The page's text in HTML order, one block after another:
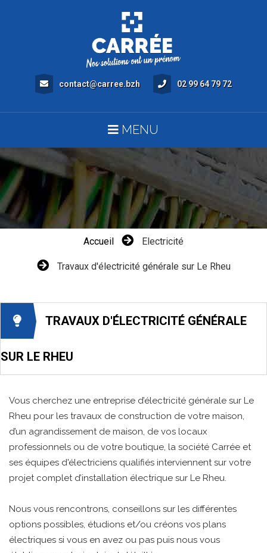
contact@carree.bzh 02 99 64 79 72
MENU
Accueil Electricité
Travaux d'électricité générale sur Le Rheu
TRAVAUX D'ÉLECTRICITÉ GÉNÉRALE
SUR LE RHEU
Vous cherchez une entreprise d’électricité générale sur Le
Rheu pour les travaux de construction de votre maison,
d’un agrandissement de maison, de vos locaux
professionnels ou de votre boutique, la société Carrée et
ses équipes d'électriciens qualifiés interviennent sur votre
projet complet d’installation électrique sur Le Rheu.
Nous vous rencontrons, conseillons sur les différentes
options possibles, étudions et/ou créons vos plans
électriques si vous en avez ou pas puis nous vous